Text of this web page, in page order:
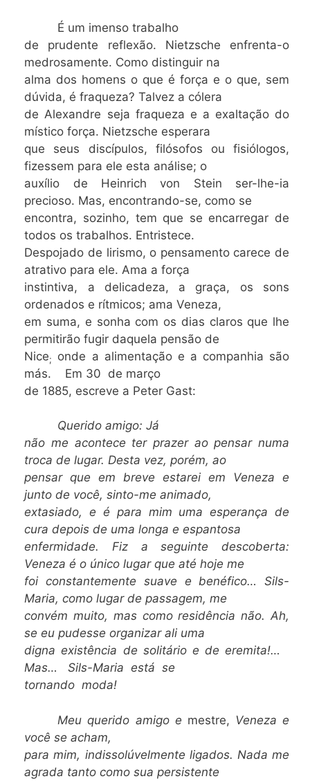
É um imenso trabalho
de prudente reflexão. Nietzsche enfrenta-o
medrosamente. Como distinguir na
alma dos homens o que é força e o que, sem
dúvida, é fraqueza? Talvez a cólera
de Alexandre seja fraqueza e a exaltação do
místico força. Nietzsche esperara
que seus discípulos, filósofos ou fisiólogos,
fizessem para ele esta análise; o
auxílio de Heinrich von Stein ser-lhe-ia
precioso. Mas, encontrando-se, como se
encontra, sozinho, tem que se encarregar de
todos os trabalhos. Entristece.
Despojado de lirismo, o pensamento carece de
atrativo para ele. Ama a força
instintiva, a delicadeza, a graça, os sons
ordenados e rítmicos; ama Veneza,
em suma, e sonha com os dias claros que lhe
permitirão fugir daquela pensão de
Nice;
onde a alimentação e a companhia são
más. Em 30 de março
de 1885, escreve a Peter Gast:
Querido amigo: Já
não me acontece ter prazer ao pensar numa
troca de lugar. Desta vez, porém, ao
pensar que em breve estarei em Veneza e
junto de você, sinto-me animado,
extasiado, e é para mim uma esperança de
cura depois de uma longa e espantosa
enfermidade. Fiz a seguinte descoberta:
Veneza é o único lugar que até hoje me
foi constantemente suave e benéfico… Sils-
Maria, como lugar de passagem, me
convém muito, mas como residência não. Ah,
se eu pudesse organizar ali uma
digna existência de solitário e de eremita!…
Mas… Sils-Maria está se
tornando moda!
Meu querido amigo e mestre, Veneza e
você se acham,
para mim, indissolúvelmente ligados. Nada me
agrada tanto como sua persistente